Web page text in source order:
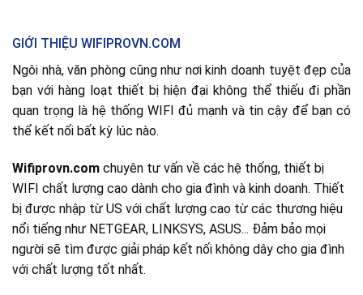
GIỚI THIỆU WIFIPROVN.COM
Ngôi nhà, văn phòng cũng như nơi kinh doanh tuyệt đẹp của
bạn với hàng loạt thiết bị hiện đại không thể thiếu đi phần
quan trọng là hệ thống WIFI đủ mạnh và tin cậy để bạn có
thể kết nối bất kỳ lúc nào.
Wifiprovn.com chuyên tư vấn về các hệ thống, thiết bị
WIFI chất lượng cao dành cho gia đình và kinh doanh. Thiết
bị được nhập từ US với chất lượng cao từ các thương hiệu
nổi tiếng như NETGEAR, LINKSYS, ASUS... Đảm bảo mọi
người sẽ tìm được giải pháp kết nối không dây cho gia đình
với chất lượng tốt nhất.